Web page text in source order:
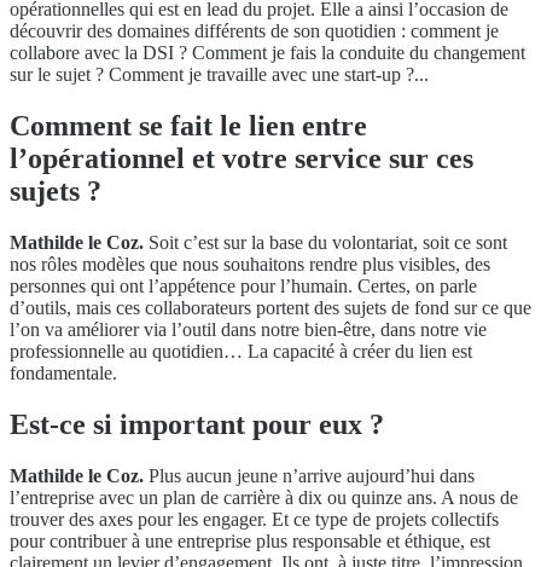
opérationnelles qui est en lead du projet. Elle a ainsi l’occasion de
découvrir des domaines différents de son quotidien : comment je
collabore avec la DSI ? Comment je fais la conduite du changement
sur le sujet ? Comment je travaille avec une start-up ?...
Comment se fait le lien entre
l’opérationnel et votre service sur ces
sujets ?
Mathilde le Coz. Soit c’est sur la base du volontariat, soit ce sont
nos rôles modèles que nous souhaitons rendre plus visibles, des
personnes qui ont l’appétence pour l’humain. Certes, on parle
d’outils, mais ces collaborateurs portent des sujets de fond sur ce que
l’on va améliorer via l’outil dans notre bien-être, dans notre vie
professionnelle au quotidien… La capacité à créer du lien est
fondamentale.
Est-ce si important pour eux ?
Mathilde le Coz. Plus aucun jeune n’arrive aujourd’hui dans
l’entreprise avec un plan de carrière à dix ou quinze ans. A nous de
trouver des axes pour les engager. Et ce type de projets collectifs
pour contribuer à une entreprise plus responsable et éthique, est
clairement un levier d’engagement. Ils ont, à juste titre, l’impression